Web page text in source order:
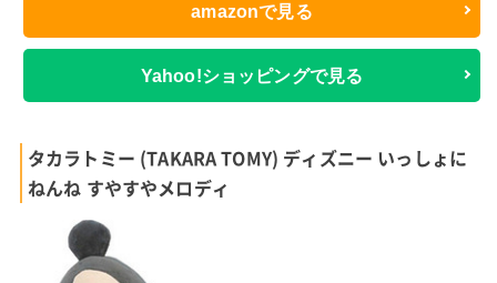
amazonで見る
Yahoo!ショッピングで見る
タカラトミー (TAKARA TOMY) ディズニー いっしょに
ねんね すやすやメロディ